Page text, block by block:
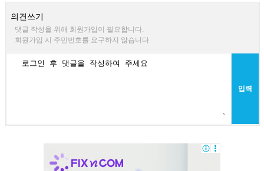
의견쓰기
댓글 작성을 위해 회원가입이 필요합니다.
회원가입 시 주민번호를 요구하지 않습니다.
입력